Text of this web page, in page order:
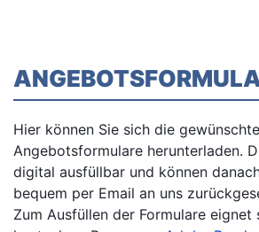
Hier können Sie sich die
Angebotsformulare herunterladen.
digital ausfüllbar und können
bequem per Email an uns
Zum Ausfüllen der Formulare eignet